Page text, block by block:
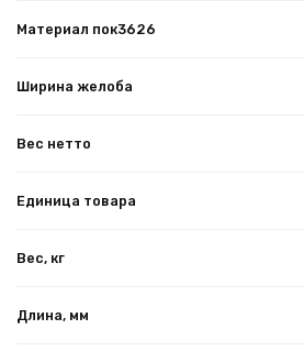
Материал пок3626
Ширина желоба
Вес нетто
Единица товара
Вес, кг
Длина, мм